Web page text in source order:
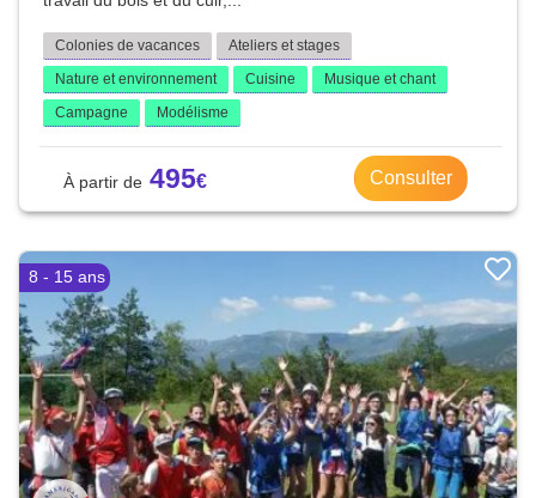
Colonies de vacances
Ateliers et stages
Nature et environnement
Cuisine
Musique et chant
Campagne
Modélisme
495 Consulter
8 - 15 ans